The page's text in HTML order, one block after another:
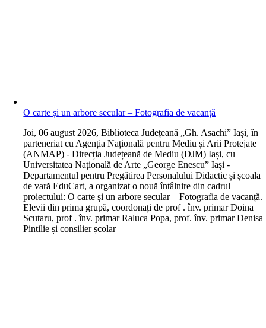
O carte și un arbore secular – Fotografia de vacanță
Joi, 06 august 2026, Biblioteca Județeană „Gh. Asachi” Iași, în
parteneriat cu Agenția Națională pentru Mediu și Arii Protejate
(ANMAP) - Direcția Județeană de Mediu (DJM) Iași, cu
Universitatea Națională de Arte „George Enescu” Iași -
Departamentul pentru Pregătirea Personalului Didactic și școala
de vară EduCart, a organizat o nouă întâlnire din cadrul
proiectului: O carte și un arbore secular – Fotografia de vacanță.
Elevii din prima grupă, coordonați de prof . înv. primar Doina
Scutaru, prof . înv. primar Raluca Popa, prof. înv. primar Denisa
Pintilie și consilier școlar